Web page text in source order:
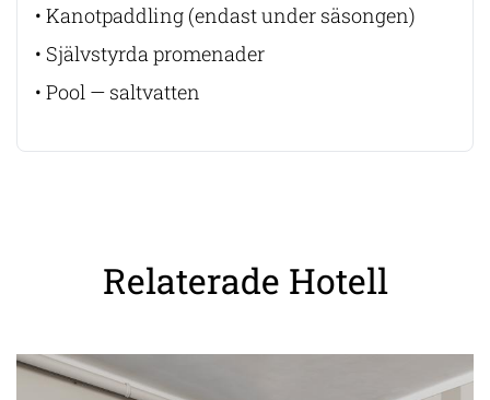
• Kanotpaddling (endast under säsongen)
• Självstyrda promenader
• Pool — saltvatten
Relaterade Hotell